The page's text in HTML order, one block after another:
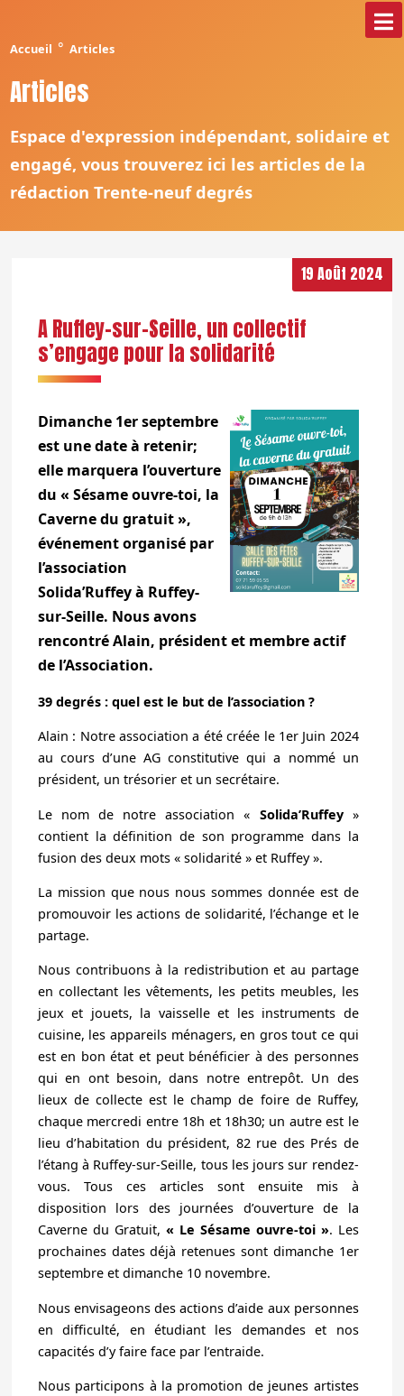
Accueil ° Articles
Articles
Espace d'expression indépendant, solidaire et
engagé, vous trouverez ici les articles de la
rédaction Trente-neuf degrés
19 Août 2024
A Ruffey-sur-Seille, un collectif
s’engage pour la solidarité
Dimanche 1er septembre
est une date à retenir;
elle marquera l’ouverture
du « Sésame ouvre-toi, la
Caverne du gratuit »,
événement organisé par
l’association
Solida’Ruffey à Ruffey-
sur-Seille. Nous avons
rencontré Alain, président et membre actif
de l’Association.
39 degrés : quel est le but de l’association ?
Alain : Notre association a été créée le 1er Juin 2024
au cours d’une AG constitutive qui a nommé un
président, un trésorier et un secrétaire.
Le nom de notre association « Solida’Ruffey »
contient la définition de son programme dans la
fusion des deux mots « solidarité » et Ruffey ».
La mission que nous nous sommes donnée est de
promouvoir les actions de solidarité, l’échange et le
partage.
Nous contribuons à la redistribution et au partage
en collectant les vêtements, les petits meubles, les
jeux et jouets, la vaisselle et les instruments de
cuisine, les appareils ménagers, en gros tout ce qui
est en bon état et peut bénéficier à des personnes
qui en ont besoin, dans notre entrepôt. Un des
lieux de collecte est le champ de foire de Ruffey,
chaque mercredi entre 18h et 18h30; un autre est le
lieu d’habitation du président, 82 rue des Prés de
l’étang à Ruffey-sur-Seille, tous les jours sur rendez-
vous. Tous ces articles sont ensuite mis à
disposition lors des journées d’ouverture de la
Caverne du Gratuit, « Le Sésame ouvre-toi ». Les
prochaines dates déjà retenues sont dimanche 1er
septembre et dimanche 10 novembre.
Nous envisageons des actions d’aide aux personnes
en difficulté, en étudiant les demandes et nos
capacités d’y faire face par l’entraide.
Nous participons à la promotion de jeunes artistes